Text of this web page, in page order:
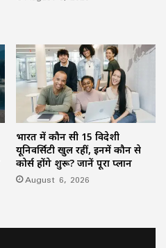
भारत में कौन सी 15 विदेशी
यूनिवर्सिटी खुल रहीं, इनमें कौन से
कोर्स होंगे शुरू? जानें पूरा प्लान
August 6, 2026